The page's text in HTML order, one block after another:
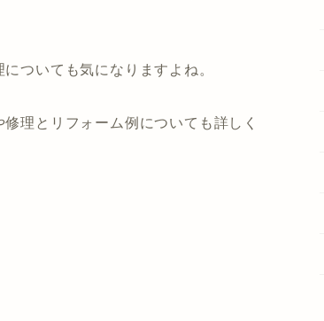
ついても気になりますよね。
理とリフォーム例についても詳しく